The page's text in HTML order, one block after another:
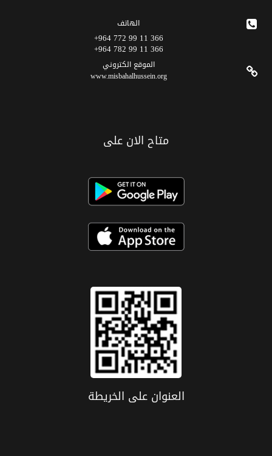
الهاتف
366 11 99 772 964+
366 11 99 782 964+
الموقع الکتروني
www.misbahalhussein.org
متاح الان على
العنوان علی الخریطة